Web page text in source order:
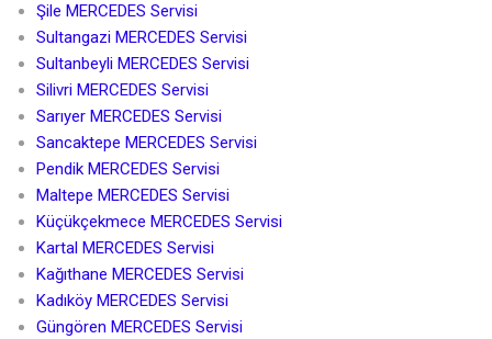
Şile MERCEDES Servisi
Sultangazi MERCEDES Servisi
Sultanbeyli MERCEDES Servisi
Silivri MERCEDES Servisi
Sarıyer MERCEDES Servisi
Sancaktepe MERCEDES Servisi
Pendik MERCEDES Servisi
Maltepe MERCEDES Servisi
Küçükçekmece MERCEDES Servisi
Kartal MERCEDES Servisi
Kağıthane MERCEDES Servisi
Kadıköy MERCEDES Servisi
Güngören MERCEDES Servisi